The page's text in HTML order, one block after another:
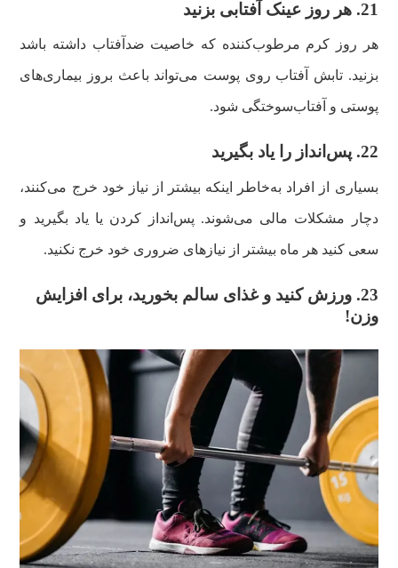
21. هر روز عینک آفتابی بزنید
هر روز کرم مرطوب‌کننده که خاصیت ضدآفتاب داشته باشد
بزنید. تابش آفتاب روی پوست می‌تواند باعث بروز بیماری‌های
پوستی و آفتاب‌سوختگی شود.
22. پس‌انداز را یاد بگیرید
بسیاری از افراد به‌خاطر اینکه بیشتر از نیاز خود خرج می‌کنند،
دچار مشکلات مالی می‌شوند. پس‌انداز کردن یا یاد بگیرید و
سعی کنید هر ماه بیشتر از نیاز‌های ضروری خود خرج نکنید.
23. ورزش کنید و غذای سالم بخورید، برای افزایش
وزن!